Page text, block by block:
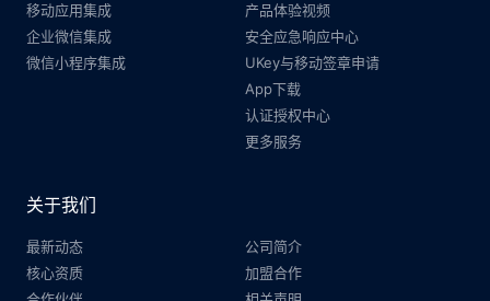
移动应用集成
企业微信集成
微信小程序集成
产品体验视频
安全应急响应中心
UKey与移动签章申请
App下载
认证授权中心
更多服务
关于我们
最新动态
公司简介
核心资质
加盟合作